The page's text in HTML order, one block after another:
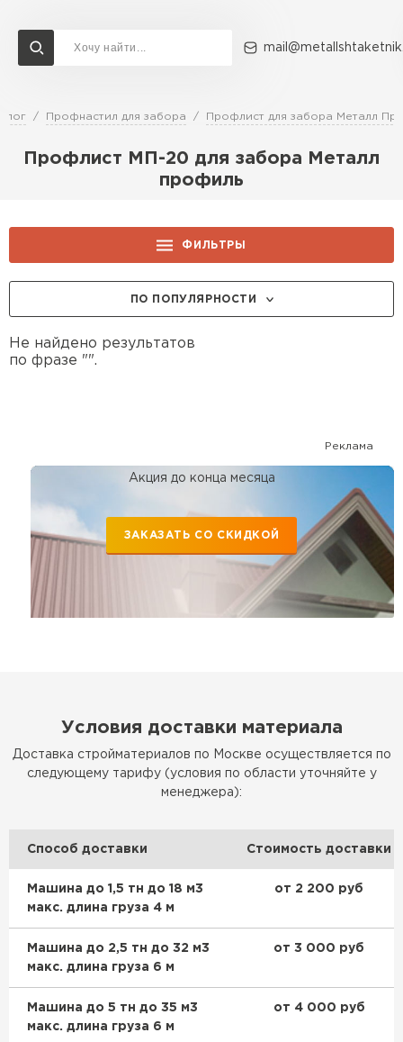
Профнастил для забора Профлист для забора Металл
Профлист МП-20 для забора Металл
профиль
ФИЛЬТРЫ
ПО ПОПУЛЯРНОСТИ
Не найдено результатов
по фразе "".
Реклама
Акция до конца месяца
ЗАКАЗАТЬ СО СКИДКОЙ
Условия доставки материала
Доставка стройматериалов по Москве осуществляется по
следующему тарифу (условия по области уточняйте у
менеджера):
Способ доставки Стоимость доставки
Машина до 1,5 тн до 18 м3
макс. длина груза 4 м
от 2 200 руб
Машина до 2,5 тн до 32 м3
макс. длина груза 6 м
от 3 000 руб
Машина до 5 тн до 35 м3
макс. длина груза 6 м
от 4 000 руб
Доставка и оплата Акции О компании Контакты